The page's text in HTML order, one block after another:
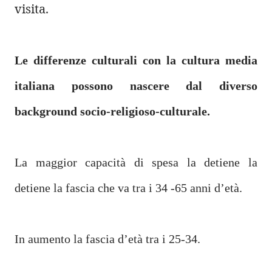
visita.
Le differenze culturali con la cultura media
italiana possono nascere dal diverso
background socio-religioso-culturale.
La maggior capacità di spesa la detiene la
detiene la fascia che va tra i 34 -65 anni d’età.
In aumento la fascia d’età tra i 25-34.